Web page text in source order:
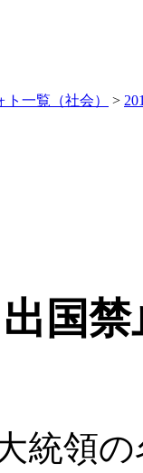
一覧（社会） >
国
統領